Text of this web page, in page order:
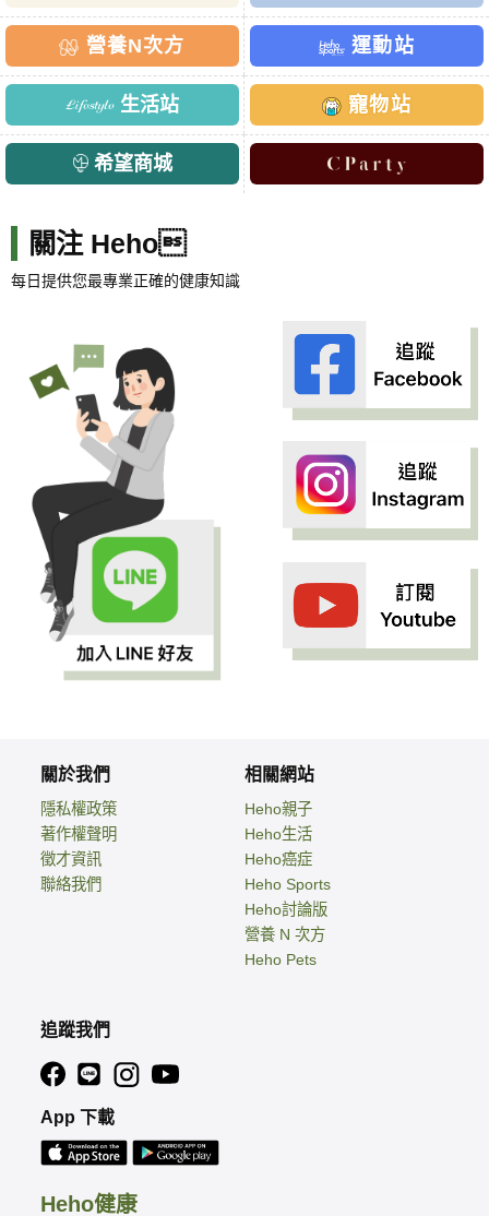
營養N次方 運動站
生活站 寵物站
希望商城
關注 Heho
每日提供您最專業正確的健康知識
Heho健康
關於我們
隱私權政策
著作權聲明
徵才資訊
聯絡我們
相關網站
Heho親子
Heho生活
Heho癌症
Heho Sports
Heho討論版
營養 N 次方
Heho Pets
追蹤我們
App 下載